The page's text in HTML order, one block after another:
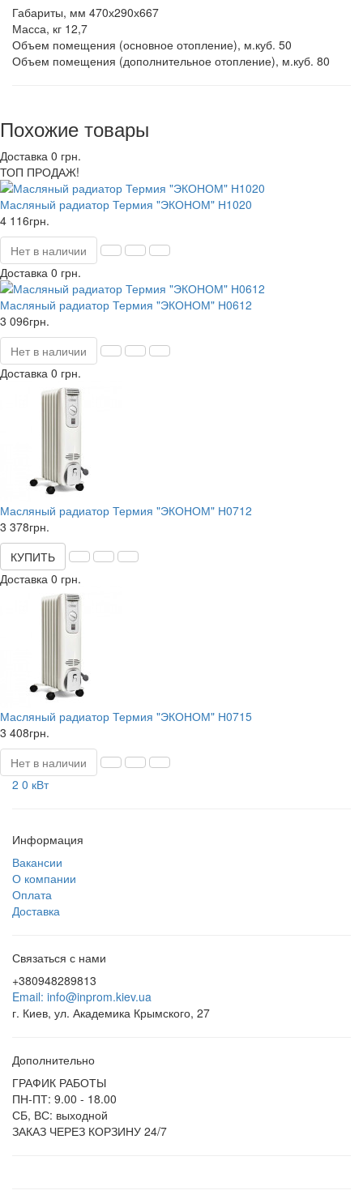
Габариты, мм 470х290х667
Масса, кг 12,7
Объем помещения (основное отопление), м.куб. 50
Объем помещения (дополнительное отопление), м.куб. 80
Похожие товары
Доставка 0 грн.
ТОП ПРОДАЖ!
Масляный радиатор Термия "ЭКОНОМ" Н1020
4 116грн.
Нет в наличии
Доставка 0 грн.
Масляный радиатор Термия "ЭКОНОМ" Н0612
3 096грн.
Нет в наличии
Доставка 0 грн.
Масляный радиатор Термия "ЭКОНОМ" Н0712
3 378грн.
КУПИТЬ
Доставка 0 грн.
Масляный радиатор Термия "ЭКОНОМ" Н0715
3 408грн.
Нет в наличии
2 0 кВт
Информация
Вакансии
О компании
Оплата
Доставка
Связаться с нами
+380948289813
Email: info@inprom.kiev.ua
г. Киев, ул. Академика Крымского, 27
Дополнительно
ГРАФИК РАБОТЫ
ПН-ПТ: 9.00 - 18.00
СБ, ВС: выходной
ЗАКАЗ ЧЕРЕЗ КОРЗИНУ 24/7